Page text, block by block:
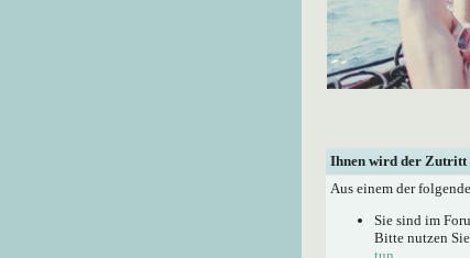
Ihnen wird der Zutritt
Aus einem der
Sie sind im
Bitte nutzen